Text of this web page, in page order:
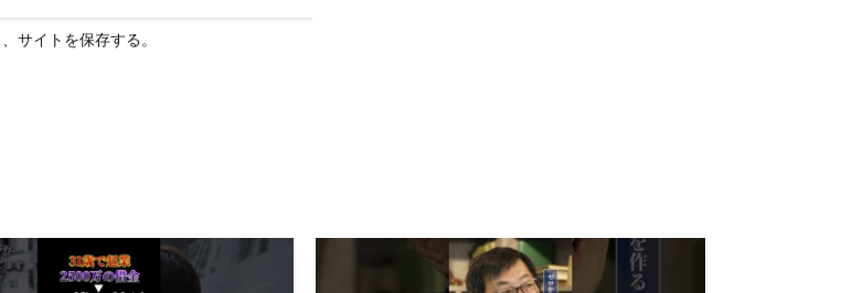
サイトを保存する。